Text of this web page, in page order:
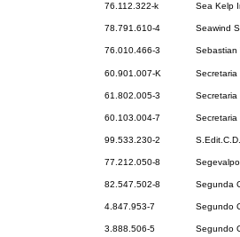
76.112.322-k Sea Kelp
78.791.610-4 Seawind
76.010.466-3 Sebastian
60.901.007-K Secretaria
61.802.005-3 Secretaria
60.103.004-7 Secretaria
99.533.230-2
77.212.050-8
82.547.502-8 Segunda
4.847.953-7 Segundo
3.888.506-5 Segundo